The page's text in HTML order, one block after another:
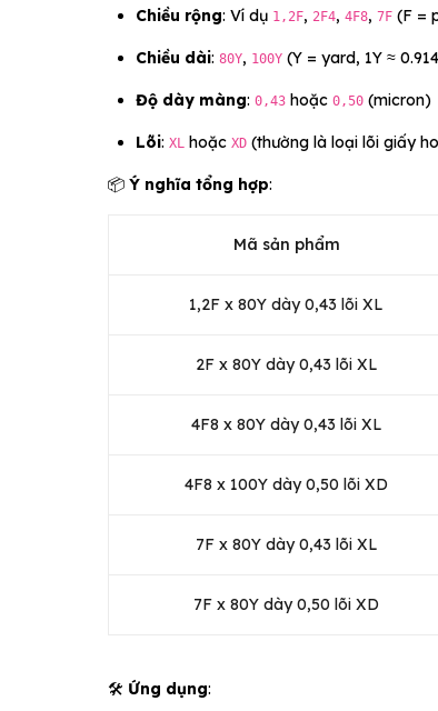
Chiều rộng: Ví dụ 1,2F, 2F4, 4F8, 7F (F =
Chiều dài: 80Y, 100Y (Y = yard, 1Y ≈
Độ dày màng: 0,43 hoặc 0,50 (micron)
Lõi: XL hoặc XD (thường là loại lõi giấy
📦 Ý nghĩa tổng hợp:
Mã sản phẩm
1,2F x 80Y dày 0,43 lõi XL
2F x 80Y dày 0,43 lõi XL
4F8 x 80Y dày 0,43 lõi XL
4F8 x 100Y dày 0,50 lõi XD
7F x 80Y dày 0,43 lõi XL
7F x 80Y dày 0,50 lõi XD
🛠️ Ứng dụng: